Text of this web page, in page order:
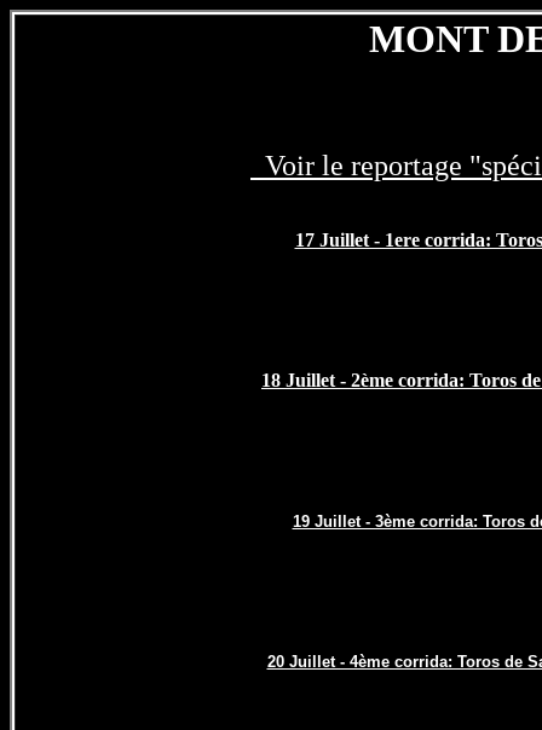
MONT
Voir le reportage
17 Juillet - 1ere corrida:
18 Juillet - 2ème corrida: Toros
19 Juillet - 3ème corrida: Toros
20 Juillet - 4ème corrida: Toros de